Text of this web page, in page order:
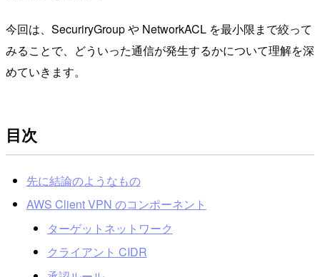
今回は、SecuriryGroup や NetworkACL を最小限まで絞って
みることで、どういった通信が発生するかについて理解を深
めていきます。
目次
先に結論のようなもの
AWS Client VPN のコンポーネント
ターゲットネットワーク
クライアント CIDR